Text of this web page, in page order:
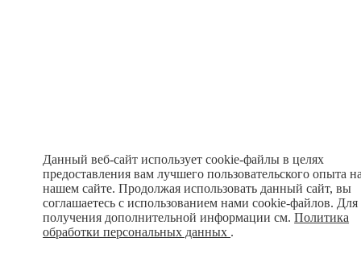
Данный веб-сайт использует cookie-файлы в целях
предоставления вам лучшего пользовательского опыта
нашем сайте. Продолжая использовать данный сайт, вы
соглашаетесь с использованием нами cookie-файлов. Для
получения дополнительной информации см.Политика
обработки персональных данных .